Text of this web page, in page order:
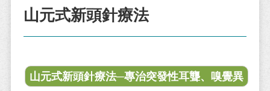
山元式新頭針療法
山元式新頭針療法─專治突發性耳聾、嗅覺異